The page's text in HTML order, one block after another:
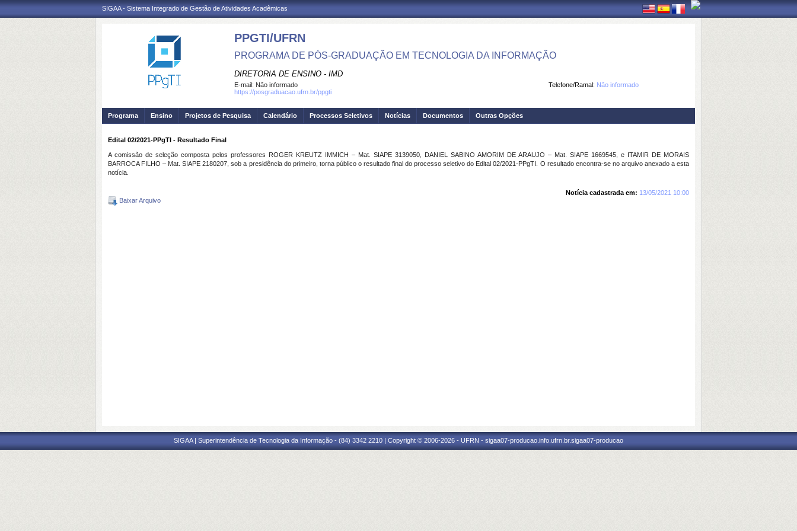
SIGAA - Sistema Integrado de Gestão de Atividades Acadêmicas
PPGTI/UFRN
PROGRAMA DE PÓS-GRADUAÇÃO EM TECNOLOGIA DA INFORMAÇÃO
DIRETORIA DE ENSINO - IMD
Telefone/Ramal: Não informado
E-mail: Não informado
https://posgraduacao.ufrn.br/ppgti
Programa Ensino Projetos de Pesquisa Calendário Processos Seletivos Notícias Documentos Outras Opções
Edital 02/2021-PPgTI - Resultado Final
A comissão de seleção composta pelos professores ROGER KREUTZ IMMICH – Mat. SIAPE 3139050, DANIEL SABINO AMORIM DE ARAUJO – Mat. SIAPE 1669545, e ITAMIR DE MORAIS
BARROCA FILHO – Mat. SIAPE 2180207, sob a presidência do primeiro, torna público o resultado final do processo seletivo do Edital 02/2021-PPgTI. O resultado encontra-se no arquivo anexado a esta
notícia.
Notícia cadastrada em: 13/05/2021 10:00
Baixar Arquivo
SIGAA | Superintendência de Tecnologia da Informação - (84) 3342 2210 | Copyright © 2006-2026 - UFRN - sigaa07-producao.info.ufrn.br.sigaa07-producao